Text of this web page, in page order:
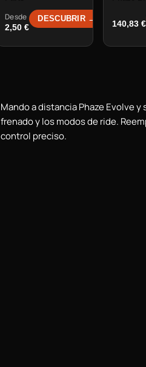
Desde
2,50 €
DESCUBRIR → 140,83€
Mando a distancia Phaze Evolve
frenado y los modos de ride.
control preciso.